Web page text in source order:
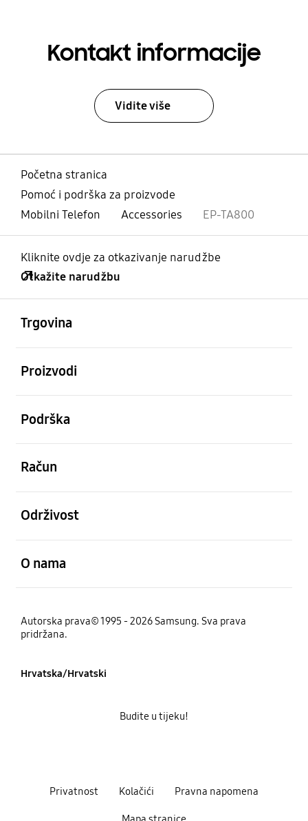
Kontakt informacije
Vidite više
Početna stranica
Pomoć i podrška za proizvode
Mobilni Telefon
Accessories EP-TA800
Kliknite ovdje za otkazivanje narudžbe
Otkažite narudžbu
Trgovina
Proizvodi
Podrška
Račun
Održivost
O nama
Autorska prava© 1995 - 2026 Samsung. Sva prava
pridržana.
Hrvatska/Hrvatski
Privatnost Kolačići Pravna napomena
Budite u tijeku!